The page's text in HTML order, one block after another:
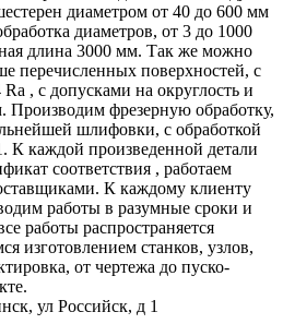
диаметром от 40 до 600 мм
диаметров, от 3 до 1000
длина 3000 мм. Так же можно
перечисленных поверхностей, с
, с допусками на округлость и
Производим фрезерную обработку,
шлифовки, с обработкой
К каждой произведенной детали
соответствия , работаем
К каждому клиенту
работы в разумные сроки и
работы распространяется
изготовлением станков, узлов,
от чертежа до пуско-
ул Российск, д 1